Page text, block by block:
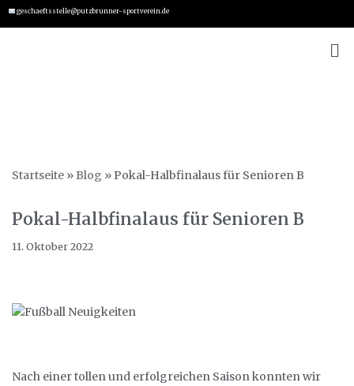
geschaeftsstelle@putzbrunner-sportverein.de
Startseite » Blog » Pokal-Halbfinalaus für Senioren B
Pokal-Halbfinalaus für Senioren B
11. Oktober 2022
Nach einer tollen und erfolgreichen Saison konnten wir